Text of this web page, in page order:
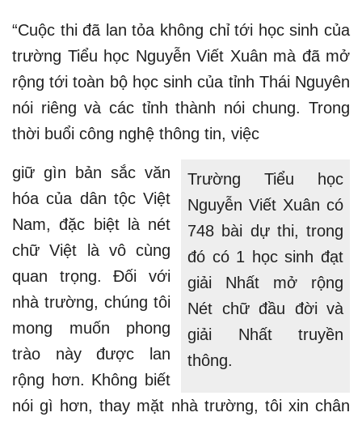
“Cuộc thi đã lan tỏa không chỉ tới học sinh của
trường Tiểu học Nguyễn Viết Xuân mà đã mở
rộng tới toàn bộ học sinh của tỉnh Thái Nguyên
nói riêng và các tỉnh thành nói chung. Trong
thời buổi công nghệ thông tin, việc
Trường Tiểu học
Nguyễn Viết Xuân có
748 bài dự thi, trong
đó có 1 học sinh đạt
giải Nhất mở rộng
Nét chữ đầu đời và
giải Nhất truyền
thông.
giữ gìn bản sắc văn
hóa của dân tộc Việt
Nam, đặc biệt là nét
chữ Việt là vô cùng
quan trọng. Đối với
nhà trường, chúng tôi
mong muốn phong
trào này được lan
rộng hơn. Không biết
nói gì hơn, thay mặt nhà trường, tôi xin chân